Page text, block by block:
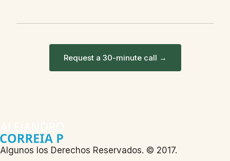
Request a 30-minute call →
Algunos los Derechos Reservados. © 2017.